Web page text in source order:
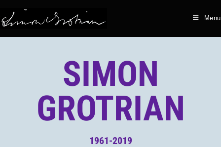
Menu
SIMON
GROTRIAN
1961-2019